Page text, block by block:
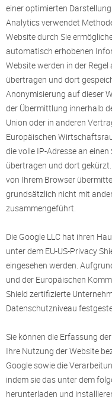
einer optimierten
Analytics verwendet
Website durch Sie
automatisch erhobenen
Website werden in der Regel
übertragen und dort
Anonymisierung auf dieser
der Übermittlung innerhalb
Union oder in anderen
Europäischen
die volle IP-Adresse an
übertragen und dort
von Ihrem Browser
grundsätzlich nicht mit
zusammengeführt.
Die Google LLC hat ihren
unter dem EU-US-Privacy
eingesehen werden.
und der Europäischen
Shield zertifizierte
Datenschutzniveau
Sie können die Erfassung
Ihre Nutzung der Website
Google sowie die
indem sie das unter dem
herunterladen und